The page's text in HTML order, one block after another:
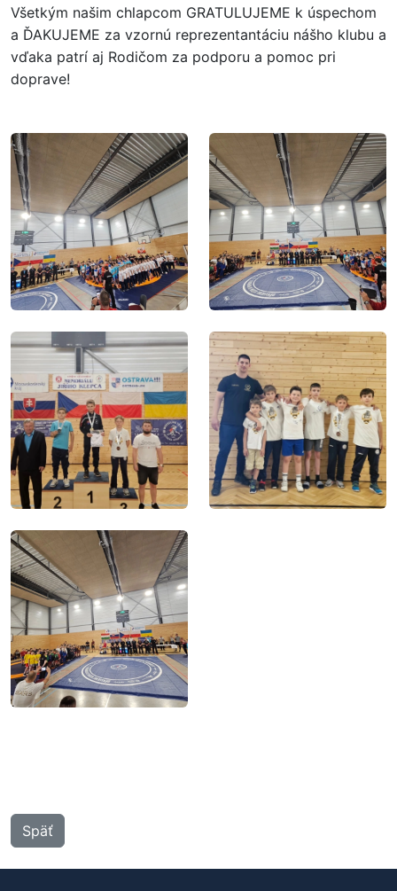
Všetkým našim chlapcom GRATULUJEME k úspechom
a ĎAKUJEME za vzornú reprezentantáciu nášho klubu a
vďaka patrí aj Rodičom za podporu a pomoc pri
doprave!
Späť